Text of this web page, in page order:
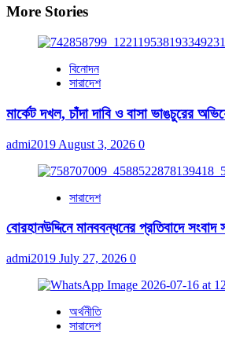
More Stories
বিনোদন
সারাদেশ
মার্কেট দখল, চাঁদা দাবি ও বাসা ভাঙচুরের
admi2019 August 3, 2026 0
সারাদেশ
বোরহানউদ্দিনে মানববন্ধনের প্রতিবাদে
admi2019 July 27, 2026 0
অর্থনীতি
সারাদেশ